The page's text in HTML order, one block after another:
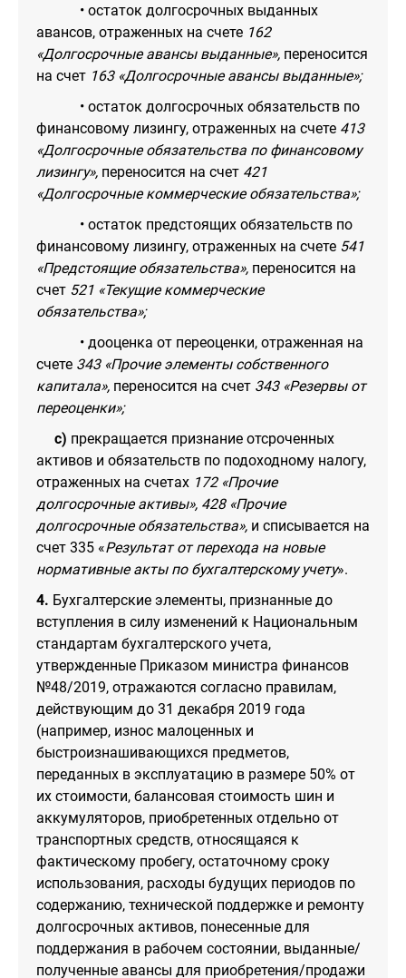
• остаток долгосрочных выданных
авансов, отраженных на счете 162
«Долгосрочные авансы выданные», переносится
на счет 163 «Долгосрочные авансы выданные»;
• остаток долгосрочных обязательств по
финансовому лизингу, отраженных на счете 413
«Долгосрочные обязательства по финансовому
лизингу», переносится на счет 421
«Долгосрочные коммерческие обязательства»;
• остаток предстоящих обязательств по
финансовому лизингу, отраженных на счете 541
«Предстоящие обязательства», переносится на
счет 521 «Текущие коммерческие
обязательства»;
• дооценка от переоценки, отраженная на
счете 343 «Прочие элементы собственного
капитала», переносится на счет 343 «Резервы от
переоценки»;
c) прекращается признание отсроченных
активов и обязательств по подоходному налогу,
отраженных на счетах 172 «Прочие
долгосрочные активы», 428 «Прочие
долгосрочные обязательства», и списывается на
счет 335 «Результат от перехода на новые
нормативные акты по бухгалтерскому учету».
4. Бухгалтерские элементы, признанные до
вступления в силу изменений к Национальным
стандартам бухгалтерского учета,
утвержденные Приказом министра финансов
№48/2019, отражаются согласно правилам,
действующим до 31 декабря 2019 года
(например, износ малоценных и
быстроизнашивающихся предметов,
переданных в эксплуатацию в размере 50% от
их стоимости, балансовая стоимость шин и
аккумуляторов, приобретенных отдельно от
транспортных средств, относящаяся к
фактическому пробегу, остаточному сроку
использования, расходы будущих периодов по
содержанию, технической поддержке и ремонту
долгосрочных активов, понесенные для
поддержания в рабочем состоянии, выданные/
полученные авансы для приобретения/продажи